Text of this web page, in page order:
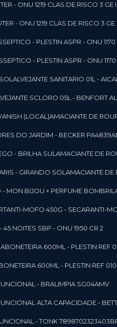
- ONU 1219 CLAS DE RISCO 3 GE
- ONU 1219 CLAS DE RISCO 3 GE
- PLESTIN ASPR - ONU 1170
- PLESTIN ASPR - ONU 1170
ALVEJANTE SANITARIO 01L - AIC
SCLORO 05L - BENFORT
(LOCAL) AMACIANTE DE
DO JARDIM - BECKER PA4839
- BRILHA SUL AMACIANTE DE
- GIRANDO SOL AMACIANTE
- MON BIJOU + PERFUME BOMBRIL
ANTI-MOFO 450G - SECAR ANTI-
45 NOITES SBP - ONU 1950 CR 2
600ML - PLESTIN
600ML - PLESTIN REF
- BRALIMPIA SG04AMV
ALTA CAPACIDADE -
- TONK 7898702323403